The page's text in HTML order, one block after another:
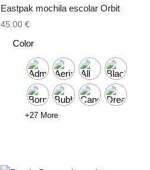
Eastpak mochila escolar Orbit
45.00 €
Color
+27 More